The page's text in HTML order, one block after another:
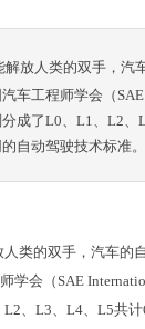
解放人类的双手，汽
车工程师学会（
成了L0、L1、L2
自动驾驶技术标准。
类的双手，汽车的
学会（SAE
、L3、L4、L5共